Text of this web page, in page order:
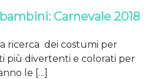
Carnevale 2018
ricerca dei costumi per
più divertenti e colorati per
le […]